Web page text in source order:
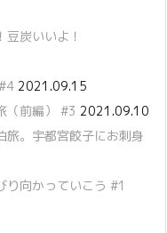
炭いいよ！
2021.09.15
（前編） #3 2021.09.10
旅。宇都宮餃子にお刺身
り向かっていこう #1